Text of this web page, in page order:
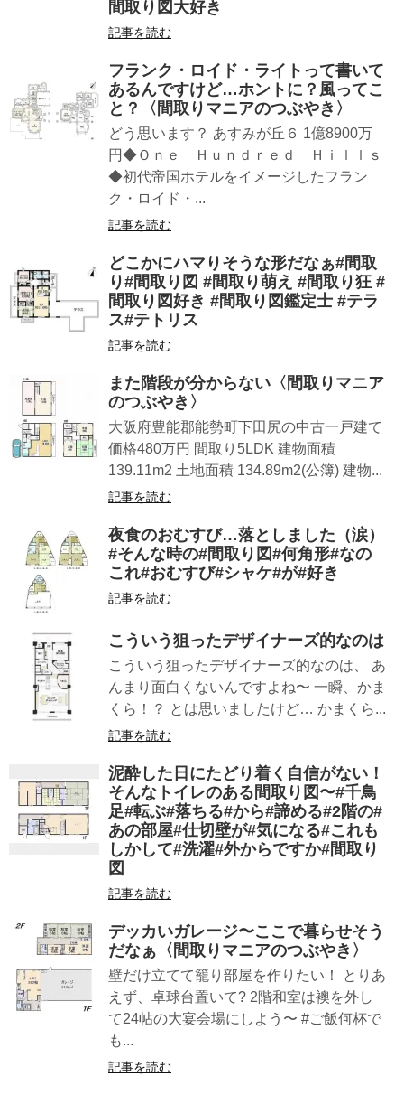
間取り図大好き
記事を読む
フランク・ロイド・ライトって書いて
あるんですけど…ホントに？風ってこ
と？〈間取りマニアのつぶやき〉
どう思います？ あすみが丘６ 1億8900万
円◆Ｏｎｅ Ｈｕｎｄｒｅｄ Ｈｉｌｌｓ
◆初代帝国ホテルをイメージしたフラン
ク・ロイド・...
記事を読む
どこかにハマりそうな形だなぁ#間取
り#間取り図 #間取り萌え #間取り狂 #
間取り図好き #間取り図鑑定士 #テラ
ス#テトリス
記事を読む
また階段が分からない〈間取りマニア
のつぶやき〉
大阪府豊能郡能勢町下田尻の中古一戸建て
価格480万円 間取り5LDK 建物面積
139.11m2 土地面積 134.89m2(公簿) 建物...
記事を読む
夜食のおむすび…落としました（涙）
#そんな時の#間取り図#何角形#なの
これ#おむすび#シャケ#が#好き
記事を読む
こういう狙ったデザイナーズ的なのは
こういう狙ったデザイナーズ的なのは、 あ
んまり面白くないんですよね〜 一瞬、かま
くら！？ とは思いましたけど… かまくら...
記事を読む
泥酔した日にたどり着く自信がない！
そんなトイレのある間取り図〜#千鳥
足#転ぶ#落ちる#から#諦める#2階の#
あの部屋#仕切壁が#気になる#これも
しかして#洗濯#外からですか#間取り
図
記事を読む
デッカいガレージ〜ここで暮らせそう
だなぁ〈間取りマニアのつぶやき〉
壁だけ立てて籠り部屋を作りたい！ とりあ
えず、卓球台置いて? 2階和室は襖を外し
て24帖の大宴会場にしよう〜 #ご飯何杯で
も...
記事を読む